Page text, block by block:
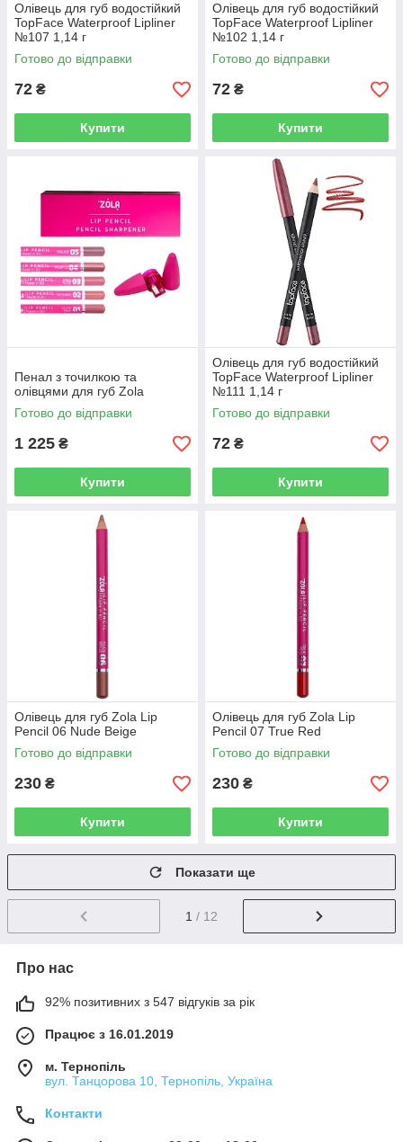
Олівець для губ водостійкий
TopFace Waterproof Lipliner
№107 1,14 г
Готово до відправки
72 ₴
Купити
Олівець для губ водостійкий
TopFace Waterproof Lipliner
№102 1,14 г
Готово до відправки
72 ₴
Купити
Пенал з точилкою та
олівцями для губ Zola
Готово до відправки
1 225 ₴
Купити
Олівець для губ водостійкий
TopFace Waterproof Lipliner
№111 1,14 г
Готово до відправки
72 ₴
Купити
Олівець для губ Zola Lip
Pencil 06 Nude Beige
Готово до відправки
230 ₴
Купити
Олівець для губ Zola Lip
Pencil 07 True Red
Готово до відправки
230 ₴
Купити
Показати ще
1 / 12
Про нас
92% позитивних з 547 відгуків за рік
Працює з 16.01.2019
м. Тернопіль
вул. Танцорова 10, Тернопіль, Україна
Контакти